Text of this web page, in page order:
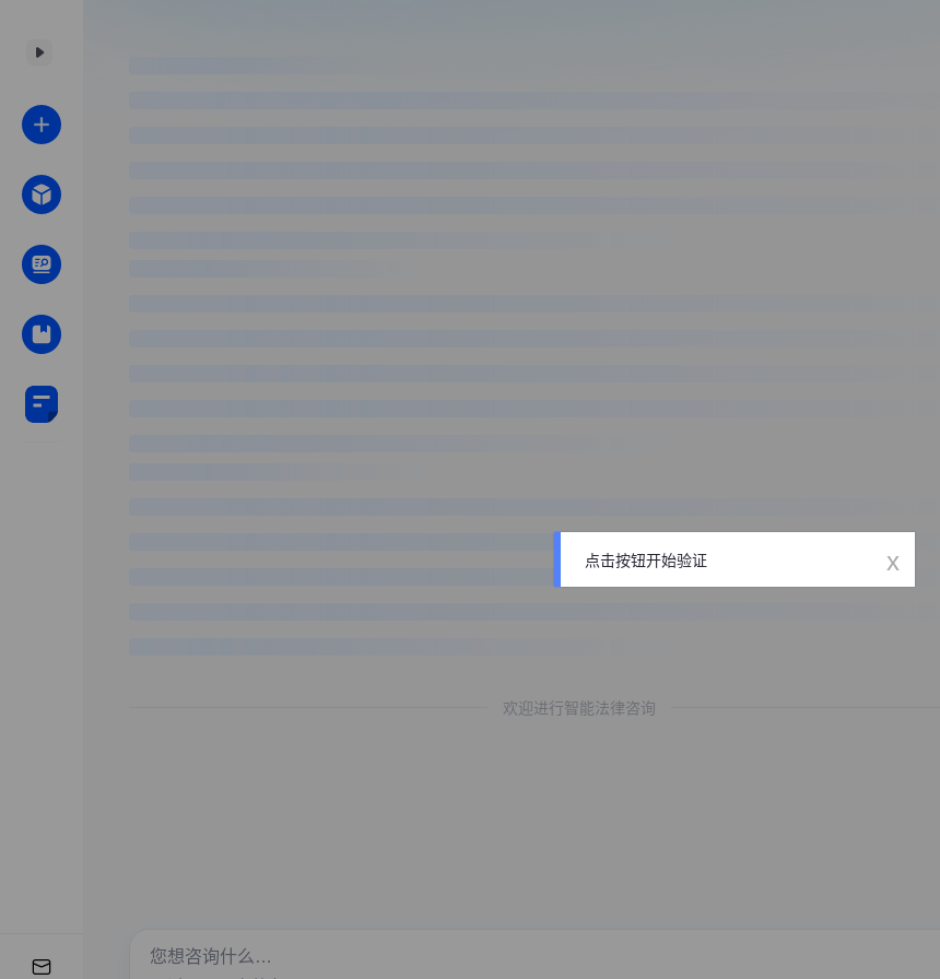
欢迎进行智能法律咨询
点击按钮开始验证 x